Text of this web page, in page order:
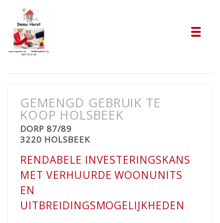
GEMENGD GEBRUIK TE
KOOP HOLSBEEK
DORP 87/89
3220 HOLSBEEK
RENDABELE INVESTERINGSKANS
MET VERHUURDE WOONUNITS
EN
UITBREIDINGSMOGELIJKHEDEN